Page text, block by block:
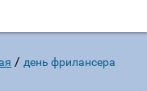
/ день фрилансера